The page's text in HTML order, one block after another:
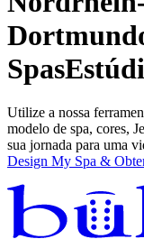
Spas
Utilize a nossa
modelo de spa, cores,
sua jornada para uma
Design My Spa &